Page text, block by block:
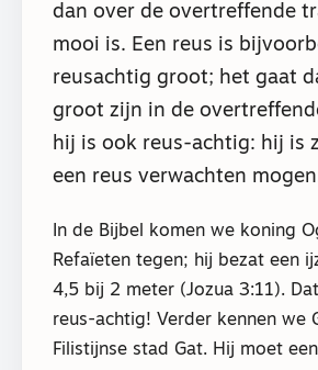
dan over de overtreffende
mooi is. Een reus is
reusachtig groot; het gaat
groot zijn in de
hij is ook reus-achtig: hij is
een reus verwachten
In de Bijbel komen we koning
Refaïeten tegen; hij bezat een
4,5 bij 2 meter (Jozua 3:11).
reus-achtig! Verder kennen we
Filistijnse stad Gat. Hij moet